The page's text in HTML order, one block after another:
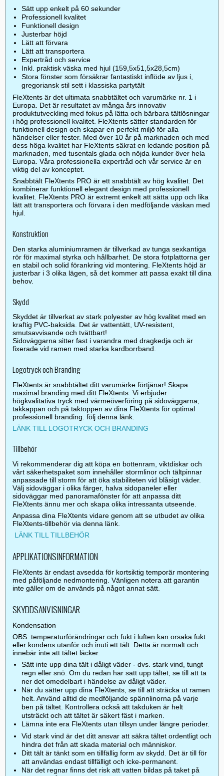
Sätt upp enkelt på 60 sekunder
Professionell kvalitet
Funktionell design
Justerbar höjd
Lätt att förvara
Lätt att transportera
Expertråd och service
Inkl. praktisk väska med hjul (159,5x51,5x28,5cm)
Stora fönster som försäkrar fantastiskt inflöde av ljus i,
gregoriansk stil sett i klassiska partytält
FleXtents är det ultimata snabbtältet och varumärke nr. 1 i
Europa. Det är resultatet av många års innovativ
produktutveckling med fokus på lätta och bärbara tältlösningar
i hög professionell kvalitet. FleXtents sätter standarden för
funktionell design och skapar en perfekt miljö för alla
händelser eller fester. Med över 10 år på marknaden och med
dess höga kvalitet har FleXtents säkrat en ledande position på
marknaden, med tusentals glada och nöjda kunder över hela
Europa. Våra professionella expertråd och vår service är en
viktig del av konceptet.
Snabbtält FleXtents PRO är ett snabbtält av hög kvalitet. Det
kombinerar funktionell elegant design med professionell
kvalitet. FleXtents PRO är extremt enkelt att sätta upp och lika
lätt att transportera och förvara i den medföljande väskan med
hjul.
Konstruktion
Den starka aluminiumramen är tillverkad av tunga sexkantiga
rör för maximal styrka och hållbarhet. De stora fotplattorna ger
en stabil och solid förankring vid montering. FleXtents höjd är
justerbar i 3 olika lägen, så det kommer att passa exakt till dina
behov.
Skydd
Skyddet är tillverkat av stark polyester av hög kvalitet med en
kraftig PVC-baksida. Det är vattentätt, UV-resistent,
smutsavvisande och tvättbart!
Sidoväggarna sitter fast i varandra med dragkedja och är
fixerade vid ramen med starka kardborrband.
Logotryck och Branding
FleXtents är snabbtältet ditt varumärke förtjänar! Skapa
maximal branding med ditt FleXtents. Vi erbjuder
högkvalitativa tryck med värmeöverföring på sidoväggarna,
takkappan och på taktoppen av dina FleXtents för optimal
professionell branding. följ denna länk.
LÄNK TILL LOGOTRYCK OCH BRANDING
Tillbehör
Vi rekommenderar dig att köpa en bottenram, viktdiskar och
vårt säkerhetspaket som innehåller stormlinor och tältpinnar
anpassade till storm för att öka stabiliteten vid blåsigt väder.
Välj sidoväggar i olika färger, halva sidopaneler eller
sidoväggar med panoramafönster för att anpassa ditt
FleXtents ännu mer och skapa olika intressanta utseende.
Anpassa dina FleXtents vidare genom att se utbudet av olika
FleXtents-tillbehör via denna länk.
LÄNK TILL TILLBEHÖR
APPLIKATIONSINFORMATION
FleXtents är endast avsedda för kortsiktig temporär montering
med påföljande nedmontering. Vänligen notera att garantin
inte gäller om de används på något annat sätt.
SKYDDSANVISNINGAR
Kondensation
OBS: temperaturförändringar och fukt i luften kan orsaka fukt
eller kondens utanför och inuti ett tält. Detta är normalt och
innebär inte att tältet läcker.
Sätt inte upp dina tält i dåligt väder - dvs. stark vind, tungt
regn eller snö. Om du redan har satt upp tältet, se till att ta
ner det omedelbart i händelse av dåligt väder.
När du sätter upp dina FleXtents, se till att sträcka ut ramen
helt. Använd alltid de medföljande spännlinorna på varje
ben på tältet. Kontrollera också att takduken är helt
utsträckt och att tältet är säkert fäst i marken.
Lämna inte era FleXtents utan tillsyn under längre perioder.
Vid stark vind är det ditt ansvar att säkra tältet ordentligt och
hindra det från att skada material och människor.
Ditt tält är tänkt som en tillfällig form av skydd. Det är till för
att användas endast tillfälligt och icke-permanent.
När det regnar finns det risk att vatten bildas på taket på